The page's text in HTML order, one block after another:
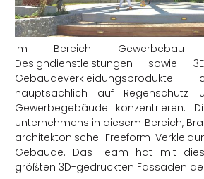
Im Bereich Gewerbebau
Designdienstleistungen sowie
hauptsächlich auf Regenschutz
Gewerbegebäude konzentrieren.
Unternehmens in diesem Bereich,
architektonische Freeform-
Gebäude. Das Team hat mit
größten 3D-gedruckten Fassaden